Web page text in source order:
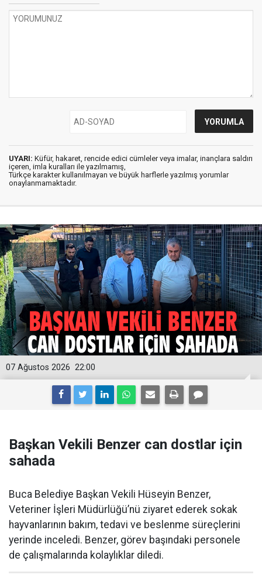
UYARI: Küfür, hakaret, rencide edici cümleler veya imalar, inançlara saldırı
içeren, imla kuralları ile yazılmamış,
Türkçe karakter kullanılmayan ve büyük harflerle yazılmış yorumlar
onaylanmamaktadır.
22:00
07 Ağustos 2026
Başkan Vekili Benzer can dostlar için
sahada
Buca Belediye Başkan Vekili Hüseyin Benzer,
Veteriner İşleri Müdürlüğü’nü ziyaret ederek sokak
hayvanlarının bakım, tedavi ve beslenme süreçlerini
yerinde inceledi. Benzer, görev başındaki personele
de çalışmalarında kolaylıklar diledi.